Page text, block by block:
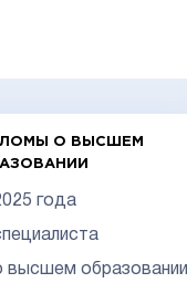
О ВЫСШЕМ
года
высшем образовании